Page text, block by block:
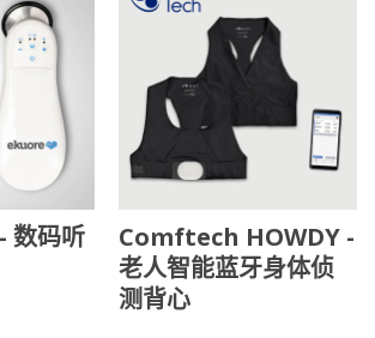
数码听
Comftech HOWDY -
老人智能蓝牙身体侦
测背心